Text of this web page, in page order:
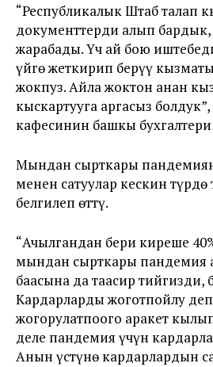
“Республикалык Штаб талап
документтерди алып
жарабады. Үч ай бою
үйгө жеткирип берүү
жокпуз. Айла жоктон анан
кыскартууга аргасыз
кафесинин башкы
Мындан сырткары
менен сатуулар кескин
белгилеп өттү.
“Ачылгандан бери киреше
мындан сырткары пандемия
баасына да таасир
Кардарларды жоготпойлу
жогорулатпоого аракет
деле пандемия үчүн
Анын үстүнө кардарлардын